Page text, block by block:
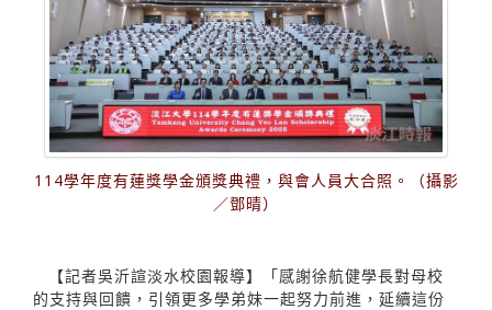
114學年度有蓮獎學金頒獎典禮，與會人員大合照。（攝影
／鄧晴）
【記者吳沂諠淡水校園報導】「感謝徐航健學長對母校
的支持與回饋，引領更多學弟妹一起努力前進，延續這份